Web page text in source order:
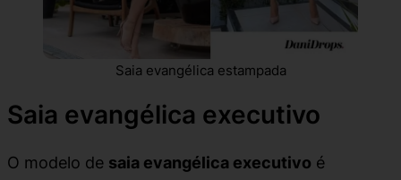
Saia evangélica estampada
Saia evangélica executivo
O modelo de saia evangélica executivo é